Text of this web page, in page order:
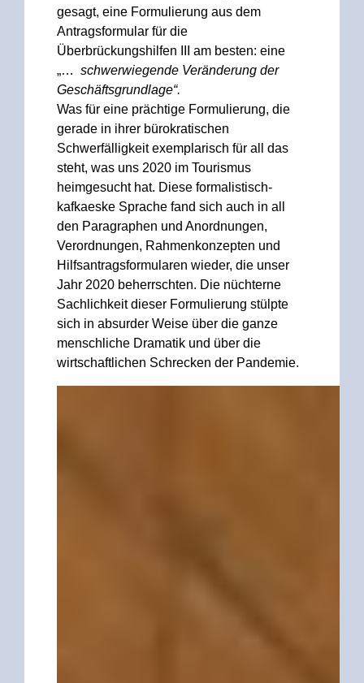
gesagt, eine Formulierung aus dem
Antragsformular für die
Überbrückungshilfen III am besten: eine
„… schwerwiegende Veränderung der
Geschäftsgrundlage“.
Was für eine prächtige Formulierung, die
gerade in ihrer bürokratischen
Schwerfälligkeit exemplarisch für all das
steht, was uns 2020 im Tourismus
heimgesucht hat. Diese formalistisch-
kafkaeske Sprache fand sich auch in all
den Paragraphen und Anordnungen,
Verordnungen, Rahmenkonzepten und
Hilfsantragsformularen wieder, die unser
Jahr 2020 beherrschten. Die nüchterne
Sachlichkeit dieser Formulierung stülpte
sich in absurder Weise über die ganze
menschliche Dramatik und über die
wirtschaftlichen Schrecken der Pandemie.